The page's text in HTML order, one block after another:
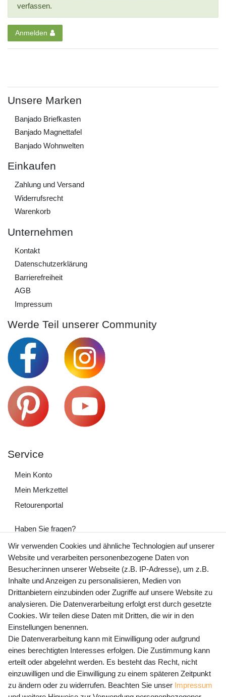
verfassen.
Anmelden
Unsere Marken
Banjado Briefkasten
Banjado Magnettafel
Banjado Wohnwelten
Einkaufen
Zahlung und Versand
Widerrufs­recht
Warenkorb
Unternehmen
Kontakt
Daten­schutz­erklärung
Barrierefreiheit
AGB
Impressum
Werde Teil unserer Community
Service
Mein Konto
Mein Merkzettel
Retourenportal
Haben Sie fragen?
+49 (0) 35243 460 400
Mo-Fr 9-15 Uhr
shop@banjado.com
Preisangaben inkl. gesetzl. MwSt. und zzgl. Service- und
Versandkosten
Newsletter Anmeldung - Keine Angebote
mehr verpassen!
Wir verwenden Cookies und ähnliche Technologien auf unserer
Website und verarbeiten personenbezogene Daten von
Besucher:innen unserer Webseite (z.B. IP-Adresse), um z.B.
Inhalte und Anzeigen zu personalisieren, Medien von
Drittanbietern einzubinden oder Zugriffe auf unsere Website zu
analysieren. Die Datenverarbeitung erfolgt erst durch gesetzte
Cookies. Wir teilen diese Daten mit Dritten, die wir in den
Einstellungen benennen.
Die Datenverarbeitung kann mit Einwilligung oder aufgrund
eines berechtigten Interesses erfolgen. Die Zustimmung kann
erteilt oder abgelehnt werden. Es besteht das Recht, nicht
einzuwilligen und die Einwilligung zu einem späteren Zeitpunkt
zu ändern oder zu widerrufen. Beachten Sie unser Impressum